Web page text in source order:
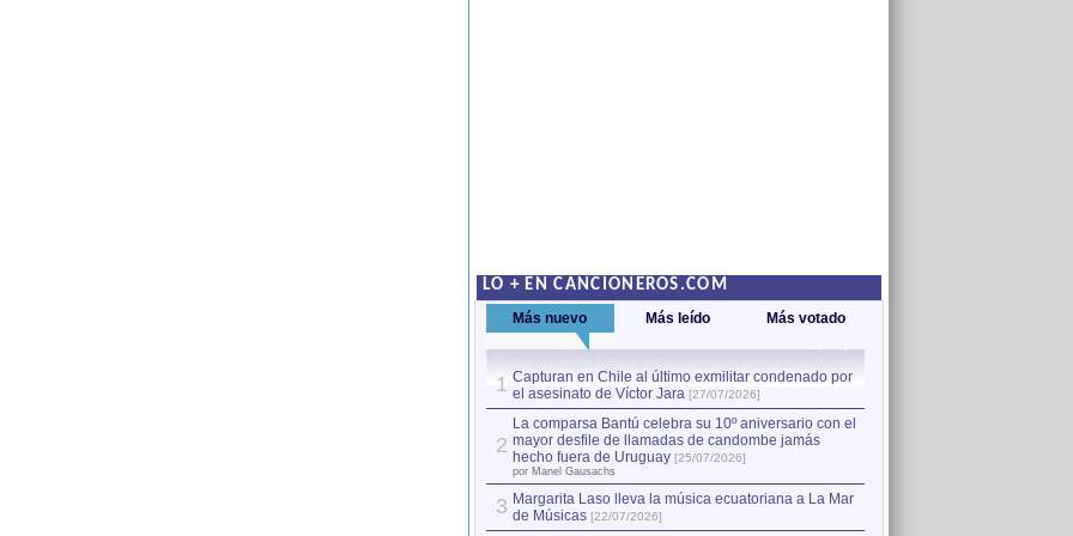
LO + EN CANCIONEROS.COM
Más nuevo Más leído Más votado
1 Capturan en Chile al último exmilitar condenado por
el asesinato de Víctor Jara [27/07/2026]
2
La comparsa Bantú celebra su 10º aniversario con el
mayor desfile de llamadas de candombe jamás
hecho fuera de Uruguay [25/07/2026]
por Manel Gausachs
3 Margarita Laso lleva la música ecuatoriana a La Mar
de Músicas [22/07/2026]